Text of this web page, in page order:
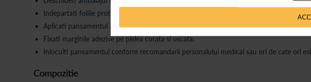
Indepartati foliile protectoare.
Aplicati pansamentul astfel incat compresa absorbanta sa acopere complet plaga.
Fixati marginile adezive pe pielea curata si uscata.
Inlocuiti pansamentul conform recomandarii personalului medical sau ori de cate ori
Compozitie